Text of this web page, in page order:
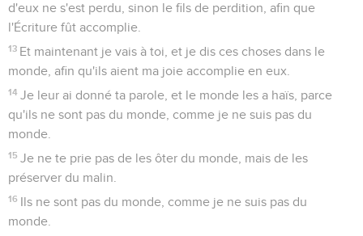
d'eux ne s'est perdu, sinon le fils de perdition, afin que
l'Écriture fût accomplie.
13 Et maintenant je vais à toi, et je dis ces choses dans le
monde, afin qu'ils aient ma joie accomplie en eux.
14 Je leur ai donné ta parole, et le monde les a haïs, parce
qu'ils ne sont pas du monde, comme je ne suis pas du
monde.
15 Je ne te prie pas de les ôter du monde, mais de les
préserver du malin.
16 Ils ne sont pas du monde, comme je ne suis pas du
monde.